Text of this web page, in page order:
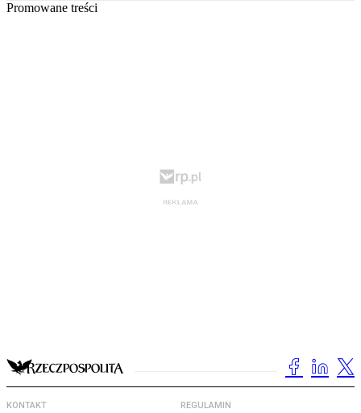
Promowane treści
KONTAKT REGULAMIN